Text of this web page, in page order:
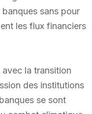
sans pour
les flux financiers
la transition
des institutions
se sont